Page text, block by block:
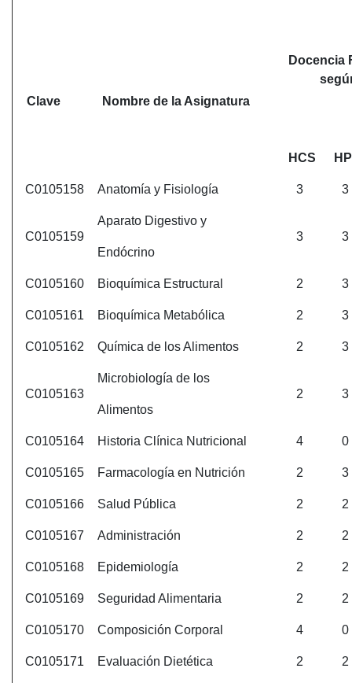
Clave Nombre de la Asignatura
Docencia
HCS
C0105158 Anatomía y Fisiología 3 3
C0105159
Aparato Digestivo y
Endócrino
3 3
C0105160 Bioquímica Estructural 2 3
C0105161 Bioquímica Metabólica 2 3
C0105162 Química de los Alimentos 2 3
C0105163
Microbiología de los
Alimentos
2 3
C0105164 Historia Clínica Nutricional 4 0
C0105165 Farmacología en Nutrición 2 3
C0105166 Salud Pública 2 2
C0105167 Administración 2 2
C0105168 Epidemiología 2 2
C0105169 Seguridad Alimentaria 2 2
C0105170 Composición Corporal 4 0
C0105171 Evaluación Dietética 2 2